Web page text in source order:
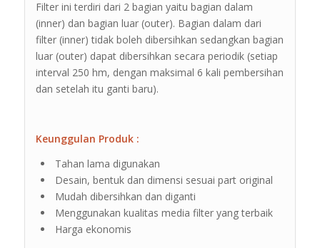
Filter ini terdiri dari 2 bagian yaitu bagian dalam
(inner) dan bagian luar (outer). Bagian dalam dari
filter (inner) tidak boleh dibersihkan sedangkan bagian
luar (outer) dapat dibersihkan secara periodik (setiap
interval 250 hm, dengan maksimal 6 kali pembersihan
dan setelah itu ganti baru).
Keunggulan Produk :
Tahan lama digunakan
Desain, bentuk dan dimensi sesuai part original
Mudah dibersihkan dan diganti
Menggunakan kualitas media filter yang terbaik
Harga ekonomis